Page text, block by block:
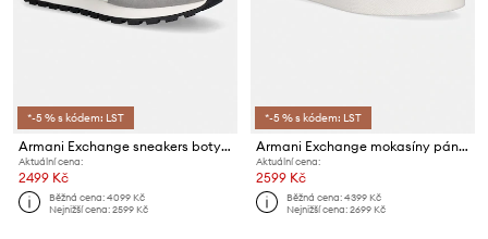
*-5 % s kódem: LST
Armani Exchange sneakers boty pánské
Aktuální cena:
2499 Kč
Běžná cena:4099 Kč
Nejnižší cena:2599 Kč
*-5 % s kódem: LST
Armani Exchange mokasíny pánské semišové
Aktuální cena:
2599 Kč
Běžná cena:4399 Kč
Nejnižší cena:2699 Kč